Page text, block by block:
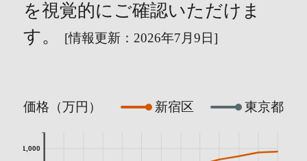
を視覚的にご確認いただけま
す。
[情報更新：2026年7月9日]
価格（万円） 新宿区 東京都
11,000